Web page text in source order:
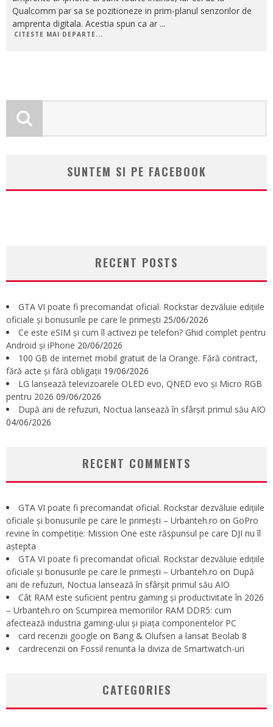
Qualcomm par sa se pozitioneze in prim-planul senzorilor de
amprenta digitala. Acestia spun ca ar ...
CITESTE MAI DEPARTE...
SUNTEM SI PE FACEBOOK
RECENT POSTS
GTA VI poate fi precomandat oficial. Rockstar dezvăluie edițiile
oficiale și bonusurile pe care le primești 25/06/2026
Ce este eSIM și cum îl activezi pe telefon? Ghid complet pentru
Android și iPhone 20/06/2026
100 GB de internet mobil gratuit de la Orange. Fără contract,
fără acte și fără obligații 19/06/2026
LG lansează televizoarele OLED evo, QNED evo și Micro RGB
pentru 2026 09/06/2026
După ani de refuzuri, Noctua lansează în sfârșit primul său AIO
04/06/2026
RECENT COMMENTS
GTA VI poate fi precomandat oficial. Rockstar dezvăluie edițiile
oficiale și bonusurile pe care le primești – Urbanteh.ro on GoPro
revine în competiție: Mission One este răspunsul pe care DJI nu îl
aștepta
GTA VI poate fi precomandat oficial. Rockstar dezvăluie edițiile
oficiale și bonusurile pe care le primești – Urbanteh.ro on După
ani de refuzuri, Noctua lansează în sfârșit primul său AIO
Cât RAM este suficient pentru gaming și productivitate în 2026
– Urbanteh.ro on Scumpirea memoriilor RAM DDR5: cum
afectează industria gaming-ului și piața componentelor PC
card recenzii google on Bang & Olufsen a lansat Beolab 8
cardrecenzii on Fossil renunta la diviza de Smartwatch-uri
CATEGORIES